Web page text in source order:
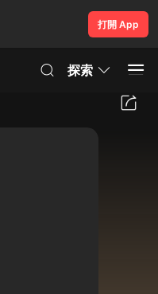
打開 App
探索